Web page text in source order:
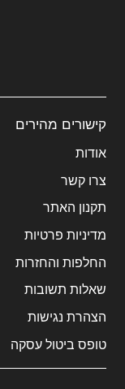
קישורים מהירים
אודות
צרו קשר
תקנון האתר
מדיניות פרטיות
החלפות והחזרות
שאלות תשובות
הצהרת נגישות
טופס ביטול עסקה